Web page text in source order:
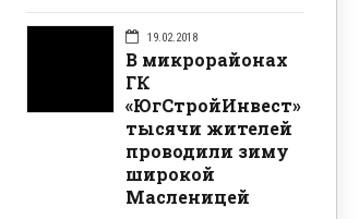
19.02.2018
В микрорайонах
ГК
«ЮгСтройИнвест»
тысячи жителей
проводили зиму
широкой
Масленицей